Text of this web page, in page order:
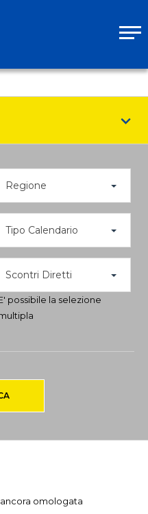
Regione
Tipo Calendario
Scontri Diretti
possibile la selezione
omologata